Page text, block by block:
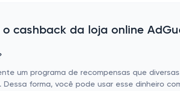
cashback da loja online
um programa de recompensas que
forma, você pode usar esse dinheiro